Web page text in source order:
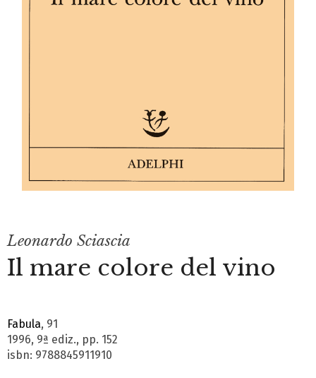
Leonardo Sciascia
Il mare colore del vino
Fabula, 91
1996, 9ª ediz., pp. 152
isbn: 9788845911910